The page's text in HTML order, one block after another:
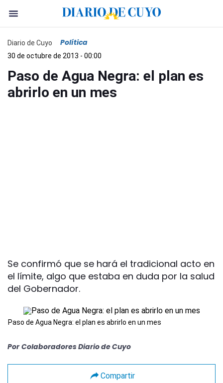
Diario de Cuyo Política
30 de octubre de 2013 - 00:00
Paso de Agua Negra: el plan es
abrirlo en un mes
Se confirmó que se hará el tradicional acto en
el límite, algo que estaba en duda por la salud
del Gobernador.
Paso de Agua Negra: el plan es abrirlo en un mes
Por Colaboradores Diario de Cuyo
Compartir